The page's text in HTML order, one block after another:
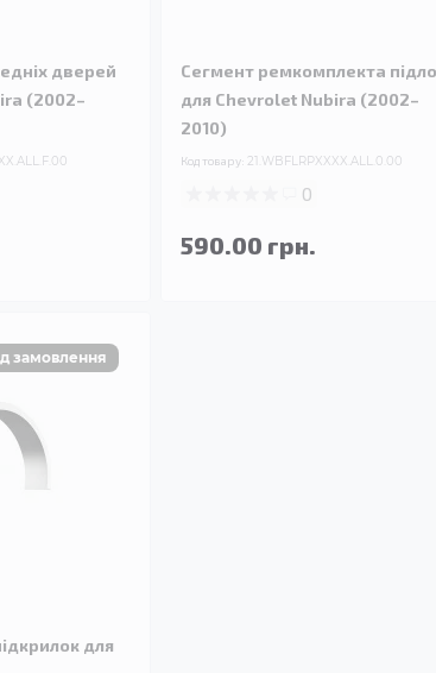
дверей
(2002–
Сегмент ремкомплекта
для Chevrolet Nubira (2002–
2010)
Код товару: 21.WBFLRPXXXX.ALL.0.00
0
590.00 грн.
для